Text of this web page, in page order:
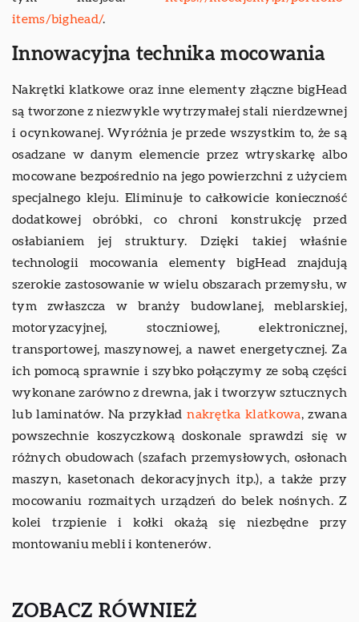
items/bighead/.
Innowacyjna technika mocowania
Nakrętki klatkowe oraz inne elementy złączne bigHead
są tworzone z niezwykle wytrzymałej stali nierdzewnej
i ocynkowanej. Wyróżnia je przede wszystkim to, że są
osadzane w danym elemencie przez wtryskarkę albo
mocowane bezpośrednio na jego powierzchni z użyciem
specjalnego kleju. Eliminuje to całkowicie konieczność
dodatkowej obróbki, co chroni konstrukcję przed
osłabianiem jej struktury. Dzięki takiej właśnie
technologii mocowania elementy bigHead znajdują
szerokie zastosowanie w wielu obszarach przemysłu, w
tym zwłaszcza w branży budowlanej, meblarskiej,
motoryzacyjnej, stoczniowej, elektronicznej,
transportowej, maszynowej, a nawet energetycznej. Za
ich pomocą sprawnie i szybko połączymy ze sobą części
wykonane zarówno z drewna, jak i tworzyw sztucznych
lub laminatów. Na przykładnakrętka klatkowa, zwana
powszechnie koszyczkową doskonale sprawdzi się w
różnych obudowach (szafach przemysłowych, osłonach
maszyn, kasetonach dekoracyjnych itp.), a także przy
mocowaniu rozmaitych urządzeń do belek nośnych. Z
kolei trzpienie i kołki okażą się niezbędne przy
montowaniu mebli i kontenerów.
ZOBACZ RÓWNIEŻ